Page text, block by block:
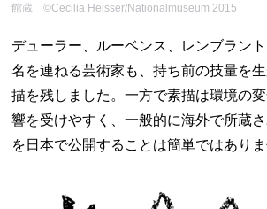
館蔵 ©Cecilia Heisser/Nationalmuseum 2015
デューラー、ルーベンス、レンブラン
名を連ねる芸術家も、持ち前の技量を
描を残しました。一方で素描は環境の
響を受けやすく、一般的に海外で所蔵
を日本で公開することは簡単ではありま